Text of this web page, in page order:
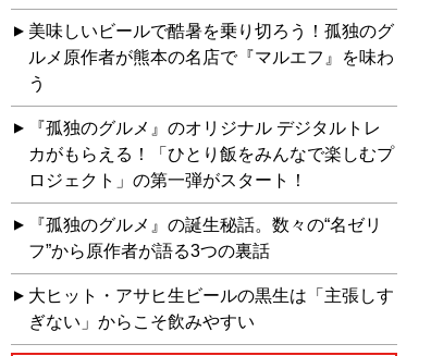
美味しいビールで酷暑を乗り切ろう！孤独のグ
ルメ原作者が熊本の名店で『マルエフ』を味わ
う
『孤独のグルメ』のオリジナル デジタルトレ
カがもらえる！「ひとり飯をみんなで楽しむプ
ロジェクト」の第一弾がスタート！
『孤独のグルメ』の誕生秘話。数々の“名ゼリ
フ”から原作者が語る3つの裏話
大ヒット・アサヒ生ビールの黒生は「主張しす
ぎない」からこそ飲みやすい